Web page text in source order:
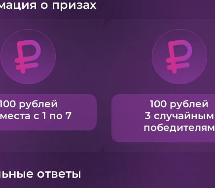
о призах
рублей
с 1 по 7
100 рублей
3 случайным
победителям
ответы